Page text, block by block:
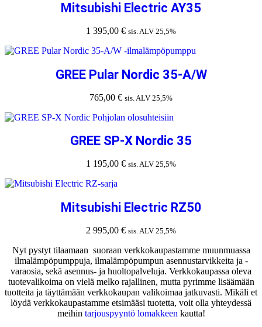
Mitsubishi Electric AY35
1 395,00 € sis. ALV 25,5%
GREE Pular Nordic 35-A/W
765,00 € sis. ALV 25,5%
GREE SP-X Nordic 35
1 195,00 € sis. ALV 25,5%
Mitsubishi Electric RZ50
2 995,00 € sis. ALV 25,5%
Nyt pystyt tilaamaan suoraan verkkokaupastamme muunmuassa
ilmalämpöpumppuja, ilmalämpöpumpun asennustarvikkeita ja -
varaosia, sekä asennus- ja huoltopalveluja. Verkkokaupassa oleva
tuotevalikoima on vielä melko rajallinen, mutta pyrimme lisäämään
tuotteita ja täyttämään verkkokaupan valikoimaa jatkuvasti. Mikäli et
löydä verkkokaupastamme etsimääsi tuotetta, voit olla yhteydessä
meihin tarjouspyyntö lomakkeen kautta!